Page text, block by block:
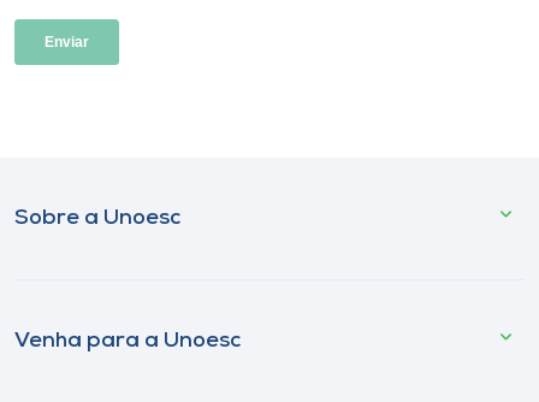
Sobre a Unoesc
Venha para a Unoesc